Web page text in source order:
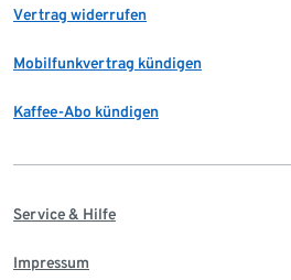
Vertrag widerrufen
Mobilfunkvertrag kündigen
Kaffee-Abo kündigen
Service & Hilfe
Impressum